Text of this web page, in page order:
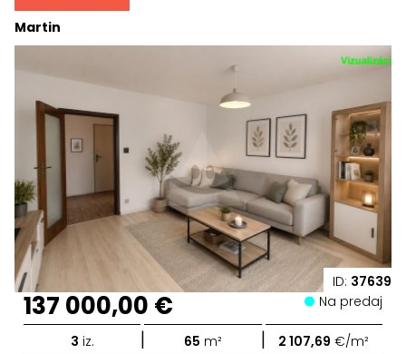
ID: 37639
Martin
137 000,00 € Na predaj
3 iz. | 65 m² | 2 107,69 €/m²